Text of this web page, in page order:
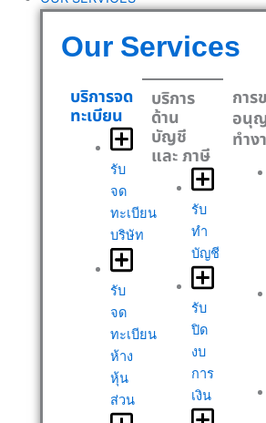
Our Services
บริการจด
ทะเบียน
รับ
จด
ทะเบียน
บริษัท
รับ
จด
ทะเบียน
ห้าง
หุ้น
ส่วน
บริการ
ด้าน
บัญชี
และ ภาษี
รับ
ทำ
บัญชี
รับ
ปิด
งบ
การ
เงิน
การ
อนุ
ทำง